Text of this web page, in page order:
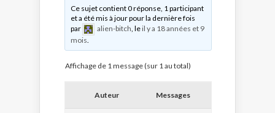
Ce sujet contient 0 réponse, 1 participant
et a été mis à jour pour la dernière fois
par
alien-bitch , leil y a 18 années et 9
mois
Affichage de 1 message (sur 1 au total)
Auteur Messages